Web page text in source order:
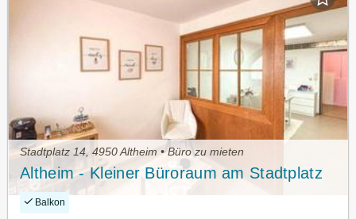
Stadtplatz 14, 4950 Altheim • Büro zu mieten
Altheim - Kleiner Büroraum am Stadtplatz
Balkon